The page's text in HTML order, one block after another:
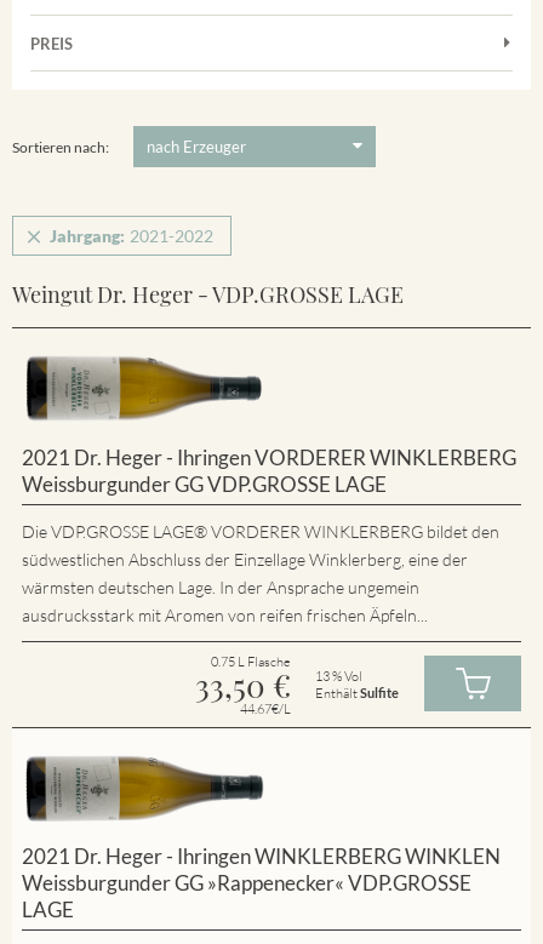
Riesling
Vorderer Winklerberg
Winklerberg Hinter Winklen
PREIS
Sortieren nach:
Jahrgang: 2021-2022
Weingut Dr. Heger - VDP.GROSSE LAGE
2021 Dr. Heger - Ihringen VORDERER WINKLERBERG
Weissburgunder GG VDP.GROSSE LAGE
Die VDP.GROSSE LAGE® VORDERER WINKLERBERG bildet den
südwestlichen Abschluss der Einzellage Winklerberg, eine der
wärmsten deutschen Lage. In der Ansprache ungemein
ausdrucksstark mit Aromen von reifen frischen Äpfeln...
0.75 L Flasche
33,50 €
44.67€/L
13 % Vol
EnthältSulfite
2021 Dr. Heger - Ihringen WINKLERBERG WINKLEN
Weissburgunder GG »Rappenecker« VDP.GROSSE
LAGE